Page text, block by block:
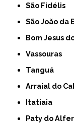
São Fidélis
São João da
Bom Jesus
Vassouras
Tanguá
Arraial do
Itatiaia
Paty do